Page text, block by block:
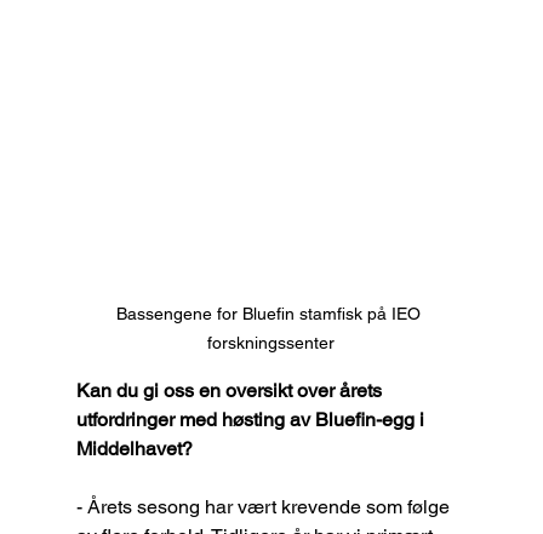
Bassengene for Bluefin stamfisk på IEO
forskningssenter
Kan du gi oss en oversikt over årets
utfordringer med høsting av Bluefin-egg i
Middelhavet?
- Årets sesong har vært krevende som følge